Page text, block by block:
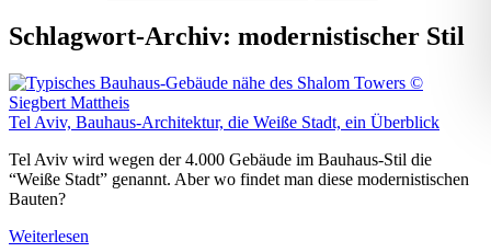
Schlagwort-Archiv: modernistischer Stil
Tel Aviv, Bauhaus-Architektur, die Weiße Stadt, ein Überblick
Tel Aviv wird wegen der 4.000 Gebäude im Bauhaus-Stil die
“Weiße Stadt” genannt. Aber wo findet man diese modernistischen
Bauten?
Weiterlesen